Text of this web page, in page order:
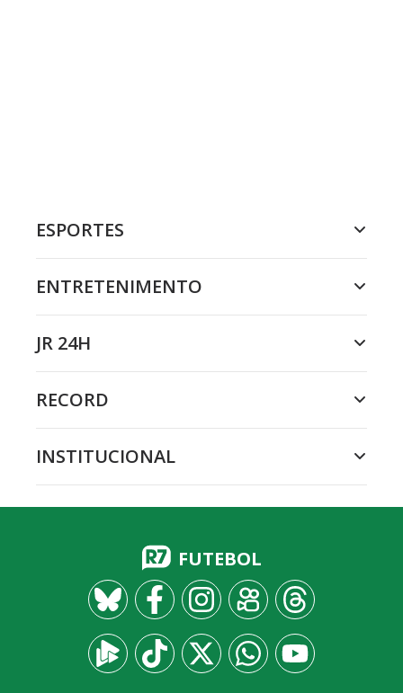
ESPORTES
ENTRETENIMENTO
JR 24H
RECORD
INSTITUCIONAL
FUTEBOL